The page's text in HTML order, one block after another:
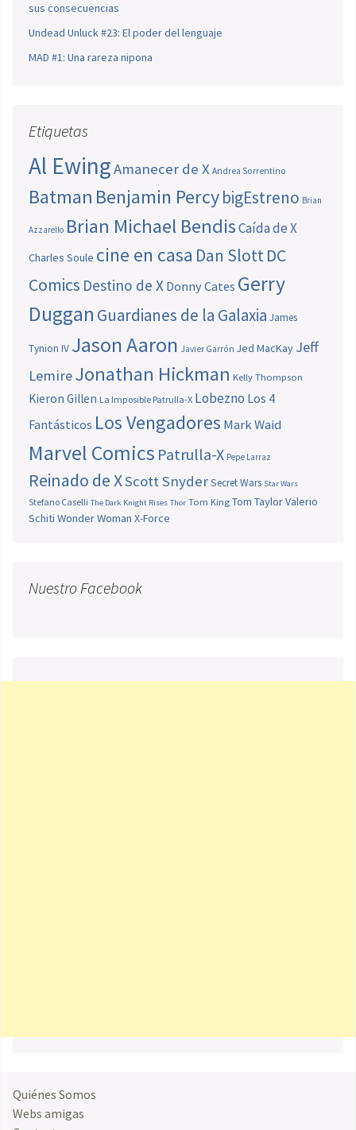
sus consecuencias
Undead Unluck #23: El poder del lenguaje
MAD #1: Una rareza nipona
Etiquetas
Al EwingAmanecer de X Andrea Sorrentino
Batman Benjamin PercybigEstreno Brian
Azzarello Brian Michael BendisCaída de X
Charles Soule cine en casa Dan SlottDC
Comics Destino de X Donny Cates Gerry
Duggan Guardianes de la Galaxia James
Tynion IV Jason Aaron Javier Garrón Jed MacKay Jeff
LemireJonathan Hickman Kelly Thompson
Kieron Gillen La Imposible Patrulla-X Lobezno Los 4
Fantásticos Los Vengadores Mark Waid
Marvel Comics Patrulla-X Pepe Larraz
Reinado de XScott SnyderSecret Wars Star Wars
Stefano Caselli The Dark Knight Rises Thor Tom King Tom TaylorValerio
Schiti Wonder Woman X-Force
Nuestro Facebook
Quiénes Somos
Webs amigas